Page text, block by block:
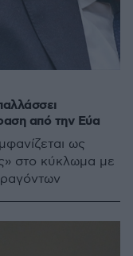
από την Εύα
ως
στο κύκλωμα με